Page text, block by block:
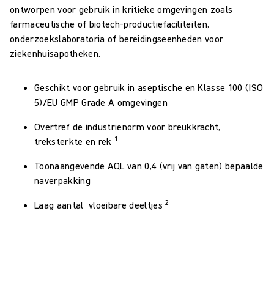
ontworpen voor gebruik in kritieke omgevingen zoals
farmaceutische of biotech-productiefaciliteiten,
onderzoekslaboratoria of bereidingseenheden voor
ziekenhuisapotheken.
Geschikt voor gebruik in aseptische en Klasse 100 (ISO
5)/EU GMP Grade A omgevingen
Overtref de industrienorm voor breukkracht,
treksterkte en rek 1
Toonaangevende AQL van 0,4 (vrij van gaten) bepaalde
naverpakking
Laag aantal vloeibare deeltjes2